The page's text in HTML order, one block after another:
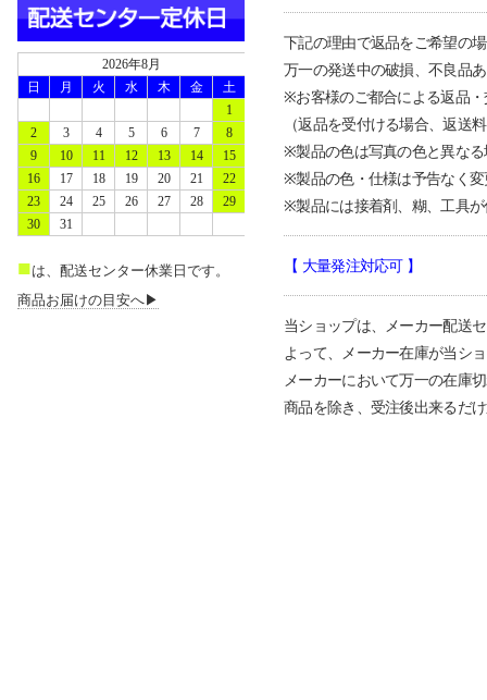
下記の理由で返品をご希望の
万一の発送中の破損、不良品
※お客様のご都合による返品
（返品を受付ける場合、返送
※製品の色は写真の色と異な
※製品の色・仕様は予告なく
※製品には接着剤、糊、工具
【 大量発注対応可 】
当ショップは、メーカー配送
よって、メーカー在庫が当シ
メーカーにおいて万一の在庫
商品を除き、受注後出来るだ
2026年8月
日
月 火 水 木 金
土
1
2
3 4 5 6 7
8
9
10 11 12 13 14
15
16
17 18 19 20 21
22
23
24 25 26 27 28
29
30
31
■は、配送センター休業日です。
商品お届けの目安へ▶